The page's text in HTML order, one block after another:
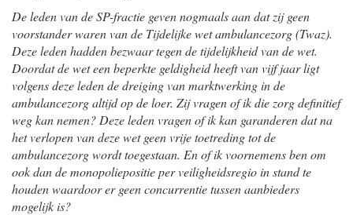
De leden van de SP-fractie geven nogmaals aan dat zij geen
voorstander waren van de Tijdelijke wet ambulancezorg (Twaz).
Deze leden hadden bezwaar tegen de tijdelijkheid van de wet.
Doordat de wet een beperkte geldigheid heeft van vijf jaar ligt
volgens deze leden de dreiging van marktwerking in de
ambulancezorg altijd op de loer. Zij vragen of ik die zorg definitief
weg kan nemen? Deze leden vragen of ik kan garanderen dat na
het verlopen van deze wet geen vrije toetreding tot de
ambulancezorg wordt toegestaan. En of ik voornemens ben om
ook dan de monopoliepositie per veiligheidsregio in stand te
houden waardoor er geen concurrentie tussen aanbieders
mogelijk is?